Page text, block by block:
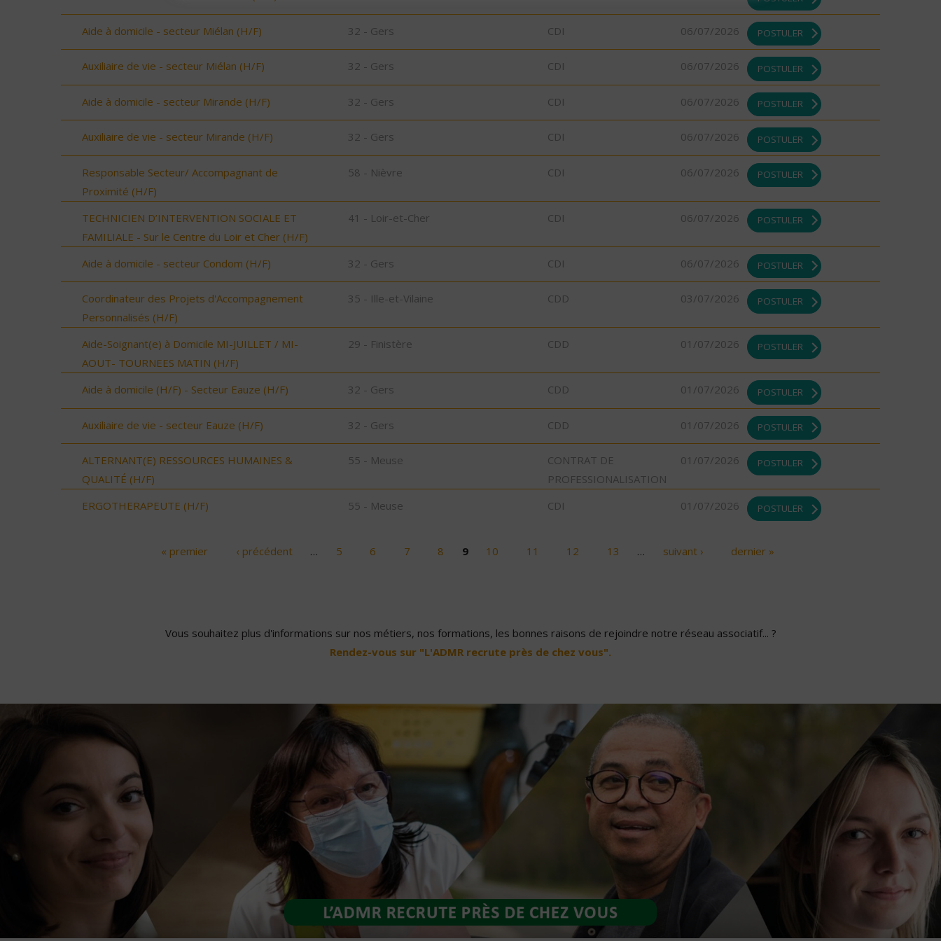
Aide à domicile - secteur Miélan (H/F) 32 - Gers CDI 06/07/2026 POSTULER
Auxiliaire de vie - secteur Miélan (H/F) 32 - Gers CDI 06/07/2026 POSTULER
Aide à domicile - secteur Mirande (H/F) 32 - Gers CDI 06/07/2026 POSTULER
Auxiliaire de vie - secteur Mirande (H/F) 32 - Gers CDI 06/07/2026 POSTULER
Responsable Secteur/ Accompagnant de
Proximité (H/F)
58 - Nièvre CDI 06/07/2026 POSTULER
TECHNICIEN D’INTERVENTION SOCIALE ET
FAMILIALE - Sur le Centre du Loir et Cher (H/F)
41 - Loir-et-Cher CDI 06/07/2026 POSTULER
Aide à domicile - secteur Condom (H/F) 32 - Gers CDI 06/07/2026 POSTULER
Coordinateur des Projets d'Accompagnement
Personnalisés (H/F)
35 - Ille-et-Vilaine CDD 03/07/2026 POSTULER
Aide-Soignant(e) à Domicile MI-JUILLET / MI-
AOUT- TOURNEES MATIN (H/F)
29 - Finistère CDD 01/07/2026 POSTULER
Aide à domicile (H/F) - Secteur Eauze (H/F) 32 - Gers CDD 01/07/2026 POSTULER
Auxiliaire de vie - secteur Eauze (H/F) 32 - Gers CDD 01/07/2026 POSTULER
ALTERNANT(E) RESSOURCES HUMAINES &
QUALITÉ (H/F)
55 - Meuse
CONTRAT DE
PROFESSIONALISATION
01/07/2026 POSTULER
ERGOTHERAPEUTE (H/F) 55 - Meuse CDI 01/07/2026 POSTULER
« premier ‹ précédent … 5 6 7 8 9 10 11 12 13 … suivant › dernier »
Vous souhaitez plus d'informations sur nos métiers, nos formations, les bonnes raisons de rejoindre notre réseau associatif... ?
Rendez-vous sur "L'ADMR recrute près de chez vous".